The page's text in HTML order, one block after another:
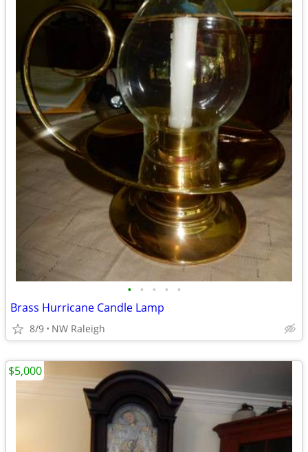
• • • • •
Brass Hurricane Candle Lamp
8/9 NW Raleigh
$5,000